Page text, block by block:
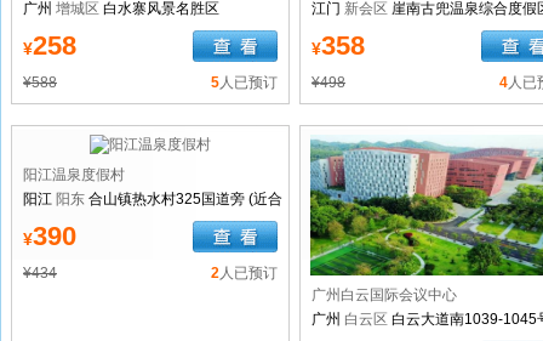
广州 增城区 白水寨风景名胜区
¥258
¥588 5人已预订
江门 新会区 崖南古兜温泉综合度假
¥358
¥498 4人已
阳江温泉度假村
阳江 阳东 合山镇热水村325国道旁 (近合
山镇那龙出口)
¥390
¥434 2人已预订
广州白云国际会议中心
广州 白云区 白云大道南1039-1045